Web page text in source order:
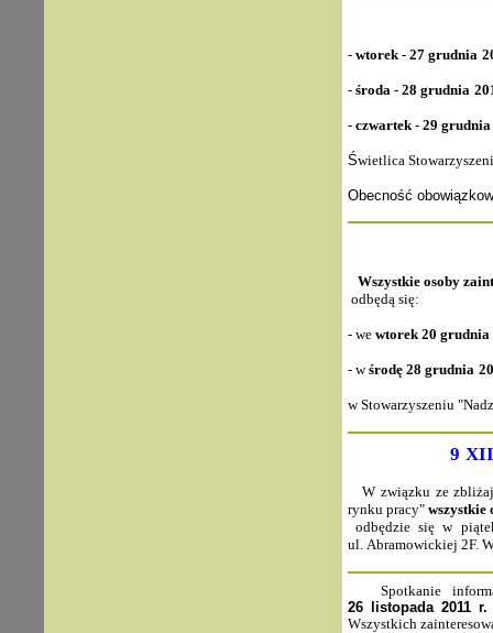
- wtorek- 27 grudnia
- środa- 28 grudnia
- czwartek- 29 grudnia
Świetlica
Obecność
Wszystkie osoby
odbędą się:
- we wtorek20 grudnia
- wśrodę28 grudnia
w Stowarzyszeniu
9
W związku ze
rynku pracy" wszystkie
odbędzie się w
ul. Abramowickiej 2F.
Spotkanie
26 listopada 2011 r.
Wszystkich